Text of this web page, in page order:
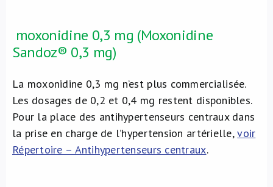
moxonidine 0,3 mg (Moxonidine
Sandoz® 0,3 mg)
La moxonidine 0,3 mg n’est plus commercialisée.
Les dosages de 0,2 et 0,4 mg restent disponibles.
Pour la place des antihypertenseurs centraux dans
la prise en charge de l’hypertension artérielle,voir
Répertoire – Antihypertenseurs centraux.